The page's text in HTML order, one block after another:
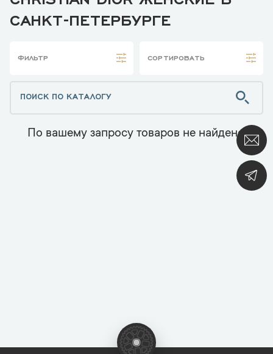
САНКТ-ПЕТЕРБУРГЕ
ФИЛЬТР СОРТИРОВАТЬ
По вашему запросу товаров не найдено